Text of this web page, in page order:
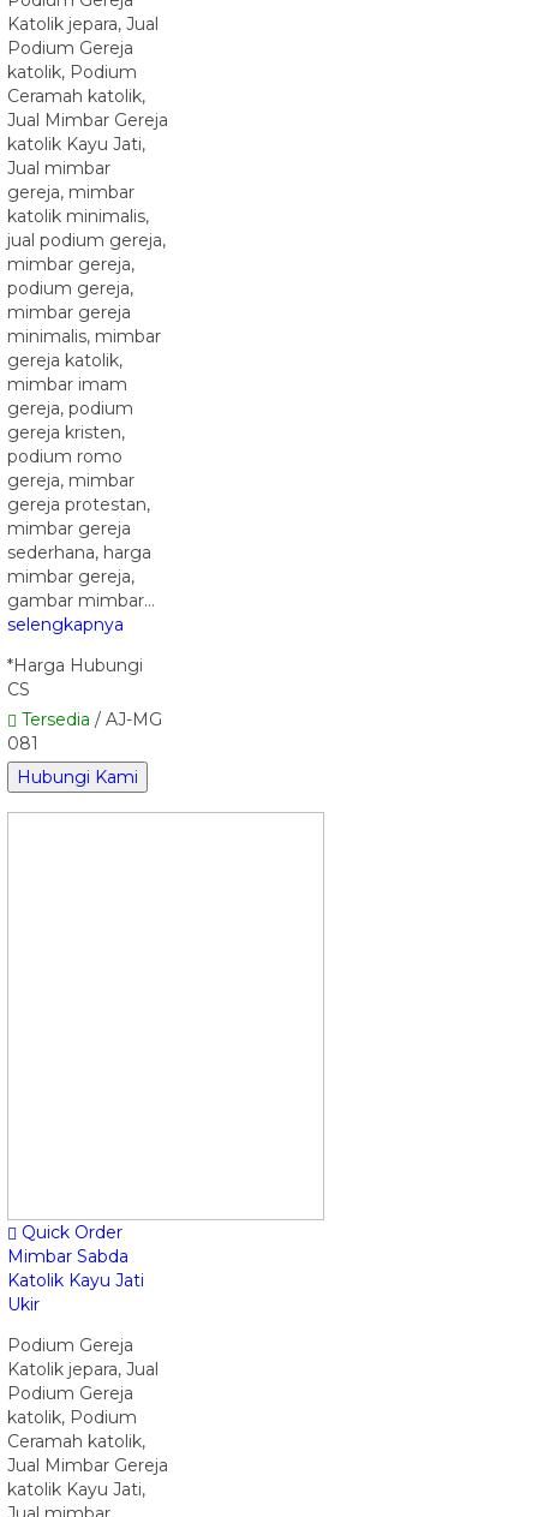
Katolik jepara, Jual
Podium Gereja
katolik, Podium
Ceramah katolik,
Jual Mimbar Gereja
katolik Kayu Jati,
Jual mimbar
gereja, mimbar
katolik minimalis,
jual podium gereja,
mimbar gereja,
podium gereja,
mimbar gereja
minimalis, mimbar
gereja katolik,
mimbar imam
gereja, podium
gereja kristen,
podium romo
gereja, mimbar
gereja protestan,
mimbar gereja
sederhana, harga
mimbar gereja,
gambar mimbar…
selengkapnya
*Harga Hubungi
CS
Tersedia / AJ-MG
081
Hubungi Kami
Quick Order
Mimbar Sabda
Katolik Kayu Jati
Ukir
Podium Gereja
Katolik jepara, Jual
Podium Gereja
katolik, Podium
Ceramah katolik,
Jual Mimbar Gereja
katolik Kayu Jati,